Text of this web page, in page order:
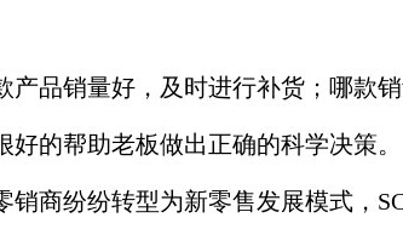
品销量好，及时进行补货；哪款销
的帮助老板做出正确的科学决策。
商纷纷转型为新零售发展模式，